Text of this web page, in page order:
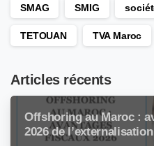
SMAG SMIG
TETOUAN TVA Maroc
Articles récents
Offshoring au Maroc :
2026 de